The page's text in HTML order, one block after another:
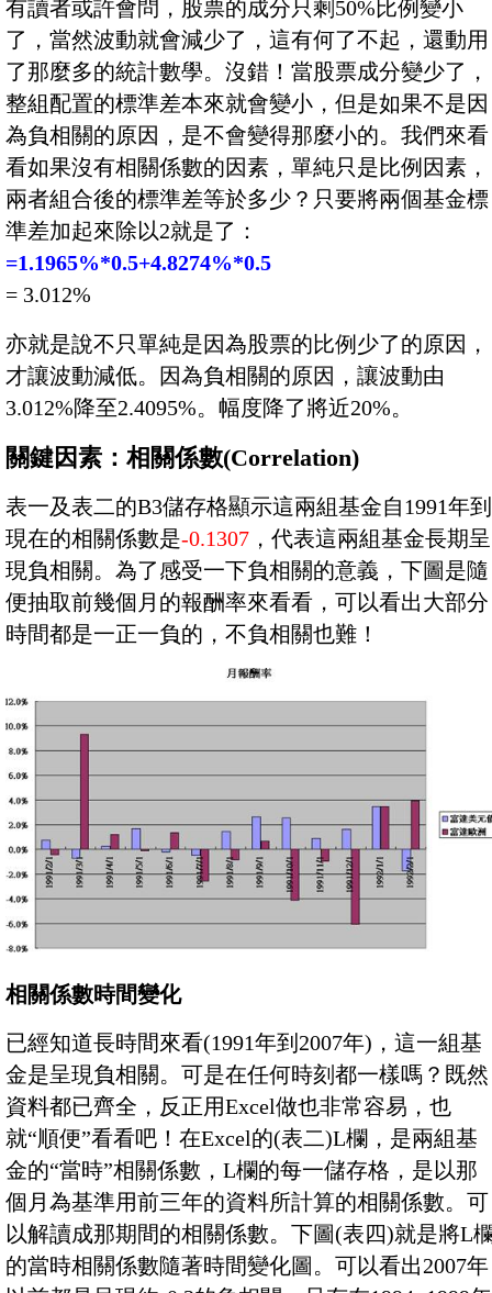
有讀者或許會問，股票的成分只剩50%比例變小
了，當然波動就會減少了，這有何了不起，還動用
了那麼多的統計數學。沒錯！當股票成分變少了，
整組配置的標準差本來就會變小，但是如果不是因
為負相關的原因，是不會變得那麼小的。我們來看
看如果沒有相關係數的因素，單純只是比例因素，
兩者組合後的標準差等於多少？只要將兩個基金標
準差加起來除以2就是了：
=1.1965%*0.5+4.8274%*0.5
= 3.012%
亦就是說不只單純是因為股票的比例少了的原因，
才讓波動減低。因為負相關的原因，讓波動由
3.012%降至2.4095%。幅度降了將近20%。
關鍵因素：相關係數(Correlation)
表一及表二的B3儲存格顯示這兩組基金自1991年到
現在的相關係數是-0.1307 ，代表這兩組基金長期呈
現負相關。為了感受一下負相關的意義，下圖是隨
便抽取前幾個月的報酬率來看看，可以看出大部分
時間都是一正一負的，不負相關也難！
相關係數時間變化
已經知道長時間來看(1991年到2007年)，這一組基
金是呈現負相關。可是在任何時刻都一樣嗎？既然
資料都已齊全，反正用Excel做也非常容易，也
就“順便”看看吧！在Excel的(表二)L欄，是兩組基
金的“當時”相關係數，L欄的每一儲存格，是以那
個月為基準用前三年的資料所計算的相關係數。可
以解讀成那期間的相關係數。下圖(表四)就是將L
的當時相關係數隨著時間變化圖。可以看出2007年